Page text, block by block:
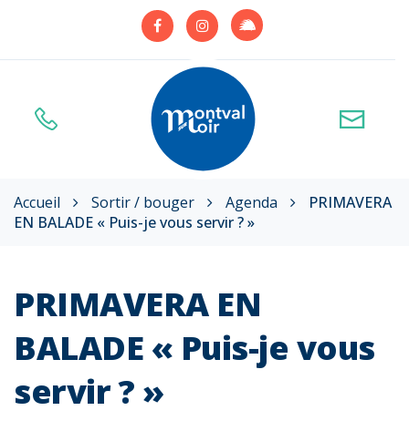
Lien
compte
Facebook
Lien
le
compte
Instagram
Lien
compte
Illiwap
Accueil Sortir / bouger Agenda
PRIMAVERA
EN BALADE « Puis-je vous servir ? »
PRIMAVERA EN
BALADE « Puis-je vous
servir ? »